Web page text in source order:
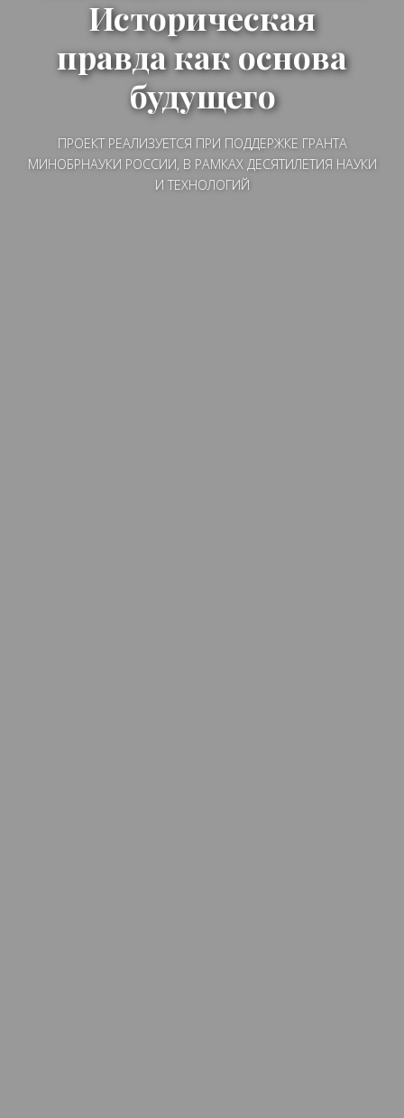
Историческая
правда как основа
будущего
ПРОЕКТ РЕАЛИЗУЕТСЯ ПРИ ПОДДЕРЖКЕ ГРАНТА
МИНОБРНАУКИ РОССИИ, В РАМКАХ ДЕСЯТИЛЕТИЯ НАУКИ
И ТЕХНОЛОГИЙ